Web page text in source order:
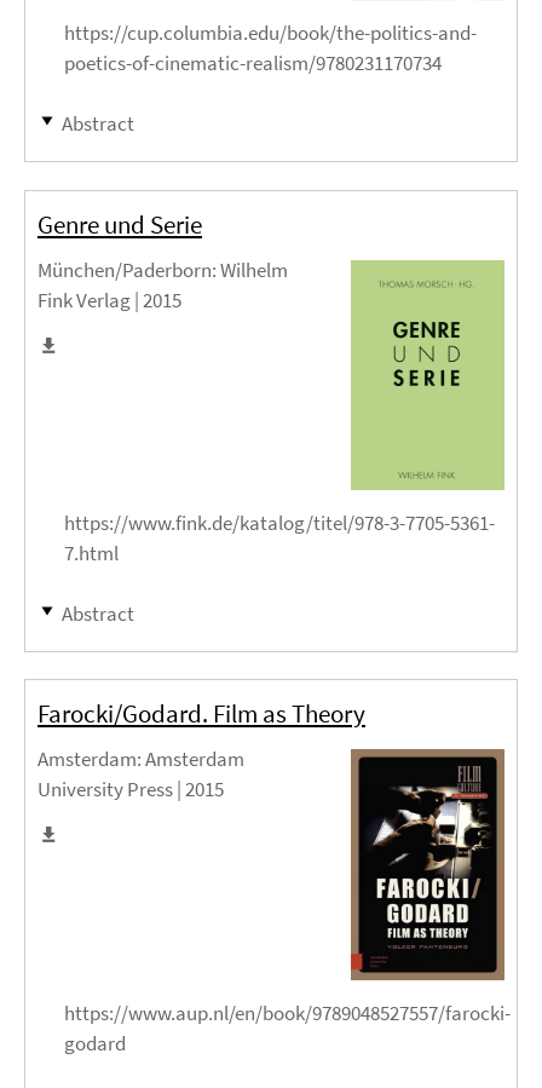
https://cup.columbia.edu/book/the-politics-and-
poetics-of-cinematic-realism/9780231170734
Abstract
Genre und Serie
München/Paderborn: Wilhelm
Fink Verlag |2015
https://www.fink.de/katalog/titel/978-3-7705-5361-
7.html
Abstract
Farocki/Godard. Film as Theory
Amsterdam: Amsterdam
University Press |2015
https://www.aup.nl/en/book/9789048527557/farocki-
godard